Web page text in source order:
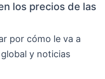
los precios de las
por cómo le va a
y noticias